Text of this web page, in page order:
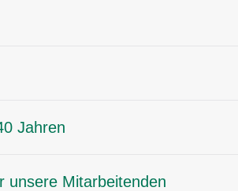
Jahren
unsere Mitarbeitenden